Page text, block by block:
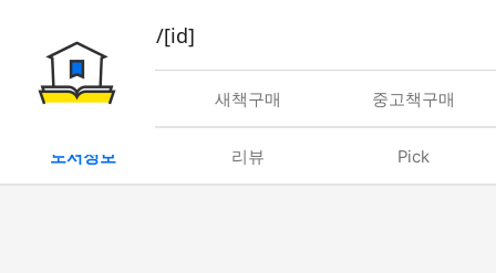
book/rent/[id]
대여 새책구매 중고책구매
도서정보 리뷰 Pick